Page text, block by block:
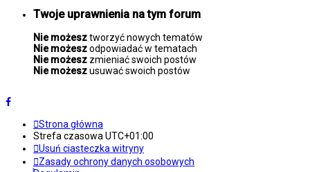
Twoje uprawnienia na tym forum
Nie możesztworzyć nowych tematów
Nie możeszodpowiadać w tematach
Nie możesz zmieniać swoich postów
Nie możeszusuwać swoich postów
Strona główna
Strefa czasowa UTC+01:00
Usuń ciasteczka witryny
Zasady ochrony danych osobowych